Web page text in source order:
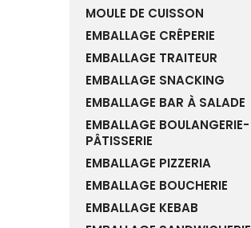
MOULE DE CUISSON
EMBALLAGE CRÊPERIE
EMBALLAGE TRAITEUR
EMBALLAGE SNACKING
EMBALLAGE BAR À SALADE
EMBALLAGE BOULANGERIE-
PÂTISSERIE
EMBALLAGE PIZZERIA
EMBALLAGE BOUCHERIE
EMBALLAGE KEBAB